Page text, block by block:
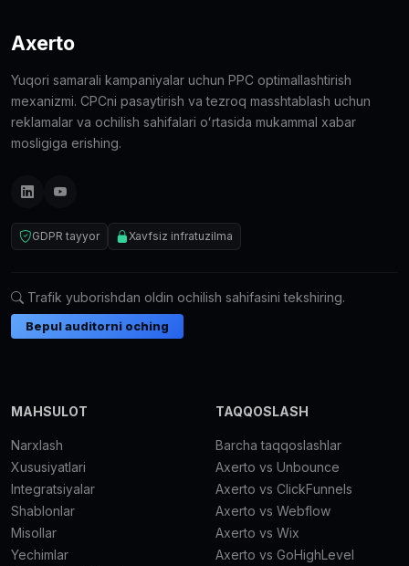
Axerto
Yuqori samarali kampaniyalar uchun PPC optimallashtirish
mexanizmi. CPCni pasaytirish va tezroq masshtablash uchun
reklamalar va ochilish sahifalari oʻrtasida mukammal xabar
mosligiga erishing.
GDPR tayyor Xavfsiz infratuzilma
Trafik yuborishdan oldin ochilish sahifasini tekshiring.
Bepul auditorni oching
MAHSULOT
Narxlash
Xususiyatlari
Integratsiyalar
Shablonlar
Misollar
Yechimlar
TAQQOSLASH
Barcha taqqoslashlar
Axerto vs Unbounce
Axerto vs ClickFunnels
Axerto vs Webflow
Axerto vs Wix
Axerto vs GoHighLevel